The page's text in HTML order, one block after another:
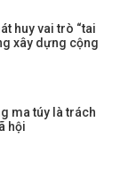
huy vai trò “tai
xây dựng cộng
ma túy là trách
hội